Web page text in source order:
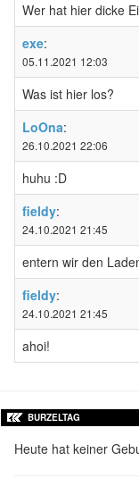
Wer hat hier dicke
exe:
05.11.2021 12:03
Was ist hier los?
LoOna:
26.10.2021 22:06
huhu :D
fieldy:
24.10.2021 21:45
entern wir den
fieldy:
24.10.2021 21:45
ahoi!
BURZELTAG
Heute hat keiner